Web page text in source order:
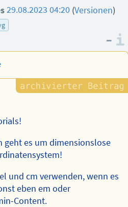
29.08.2023 04:20 (Versionen)
–
geht es um dimensionslose
und cm verwenden, wenn es
eben em oder
Content.